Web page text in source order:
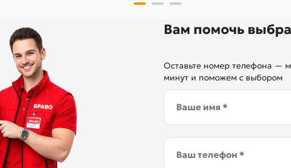
Вам помочь
Оставьте номер телефона —
минут и поможем с выбором